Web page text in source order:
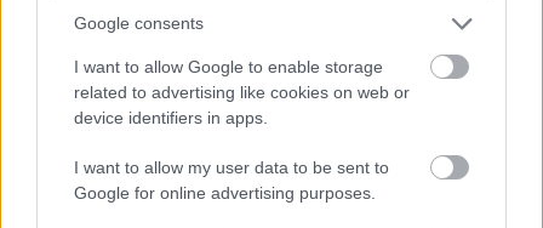
Google consents
I want to allow Google to enable storage
related to advertising like cookies on web or
device identifiers in apps.
I want to allow my user data to be sent to
Google for online advertising purposes.
mutatott és…
voltak, amikor
összeházasodtak.…
hogy elvesztettem az
egyik…